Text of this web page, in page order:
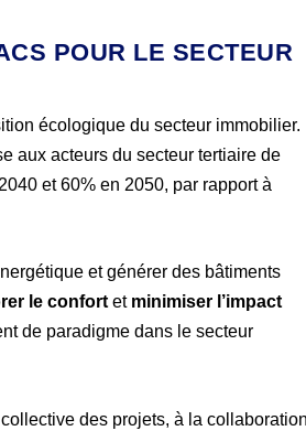
POUR LE SECTEUR
écologique du secteur immobilier.
aux acteurs du secteur tertiaire de
et 60% en 2050, par rapport à
et générer des bâtiments
le confortet minimiser l’impact
de paradigme dans le secteur
des projets, à la